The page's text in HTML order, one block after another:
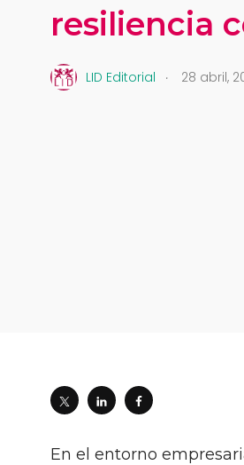
resiliencia
LID Editorial . 28 abril,
En el entorno